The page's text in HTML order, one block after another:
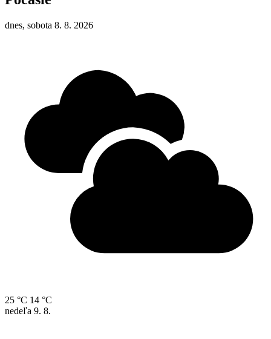
dnes, sobota 8. 8. 2026
25 °C 14 °C
nedeľa 9. 8.